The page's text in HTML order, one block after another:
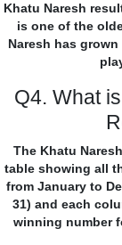
Khatu Naresh
is one of the
Naresh has
Q4. What
The Khatu
table showing all
from January to
31) and each
winning number